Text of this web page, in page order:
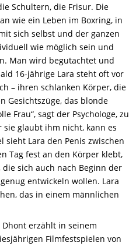
Schultern, die Frisur. Die
wie ein Leben im Boxring, in
sich selbst und der ganzen
wie möglich sein und
Man wird begutachtet und
16-jährige Lara steht oft vor
– ihren schlanken Körper, die
Gesichtszüge, das blonde
Frau“, sagt der Psychologe, zu
glaubt ihm nicht, kann es
sieht Lara den Penis zwischen
Tag fest an den Körper klebt,
sich auch nach Beginn der
entwickeln wollen. Lara
das in einem männlichen
Dhont erzählt in seinem
Filmfestspielen von